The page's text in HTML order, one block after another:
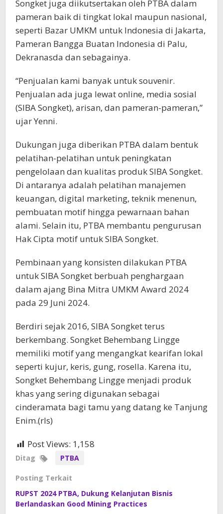
Songket juga diikutsertakan oleh PTBA dalam
pameran baik di tingkat lokal maupun nasional,
seperti Bazar UMKM untuk Indonesia di Jakarta,
Pameran Bangga Buatan Indonesia di Palu,
Dekranasda dan sebagainya.
“Penjualan kami banyak untuk souvenir.
Penjualan ada juga lewat online, media sosial
(SIBA Songket), arisan, dan pameran-pameran,”
ujar Yenni.
Dukungan juga diberikan PTBA dalam bentuk
pelatihan-pelatihan untuk peningkatan
pengelolaan dan kualitas produk SIBA Songket.
Di antaranya adalah pelatihan manajemen
keuangan, digital marketing, teknik menenun,
pembuatan motif hingga pewarnaan bahan
alami. Selain itu, PTBA membantu pengurusan
Hak Cipta motif untuk SIBA Songket.
Pembinaan yang konsisten dilakukan PTBA
untuk SIBA Songket berbuah penghargaan
dalam ajang Bina Mitra UMKM Award 2024
pada 29 Juni 2024.
Berdiri sejak 2016, SIBA Songket terus
berkembang. Songket Behembang Lingge
memiliki motif yang mengangkat kearifan lokal
seperti kujur, keris, gung, rosella. Karena itu,
Songket Behembang Lingge menjadi produk
khas yang sering digunakan sebagai
cinderamata bagi tamu yang datang ke Tanjung
Enim.(rls)
Post Views: 1,158
Ditag PTBA
Posting Terkait
RUPST 2024 PTBA, Dukung Kelanjutan Bisnis
Berlandaskan Good Mining Practices